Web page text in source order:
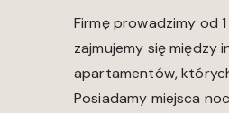
Firmę prowadzimy od
zajmujemy się między
apartamentów,
Posiadamy miejsca